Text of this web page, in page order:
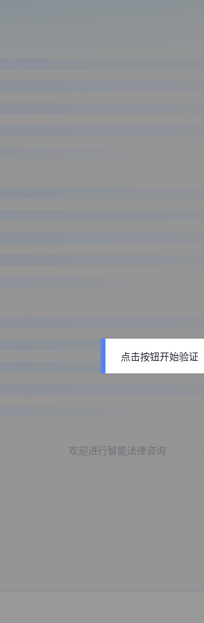
欢迎进行智能法律咨询
点击按钮开始验证